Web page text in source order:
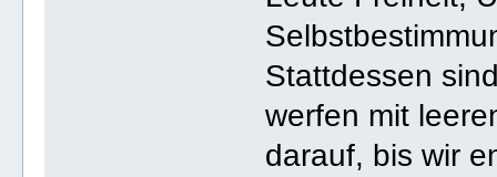
Stattdessen
werfen mit
darauf, bis wir